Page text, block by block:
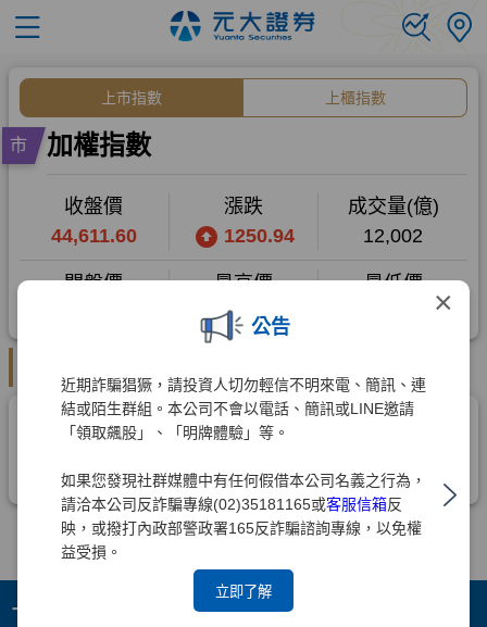
×
公告
近期詐騙猖獗，請投資人切勿輕信不明來電、簡訊、連
結或陌生群組。本公司不會以電話、簡訊或LINE邀請
「領取飆股」、「明牌體驗」等。
如果您發現社群媒體中有任何假借本公司名義之行為，
請洽本公司反詐騙專線(02)35181165或客服信箱反
映，或撥打內政部警政署165反詐騙諮詢專線，以免權
益受損。
立即了解
+